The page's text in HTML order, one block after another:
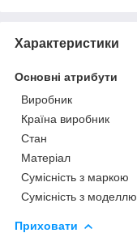
Характеристики
Основні атрибути
Виробник
Країна виробник
Стан
Матеріал
Сумісність з маркою
Сумісність з моделлю
Приховати